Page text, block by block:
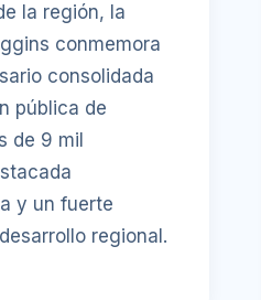
la región, la
conmemora
consolidada
pública de
de 9 mil
y un fuerte
regional.